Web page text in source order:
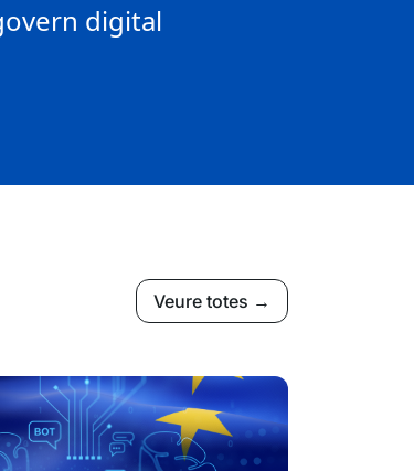
digital
Veure totes →